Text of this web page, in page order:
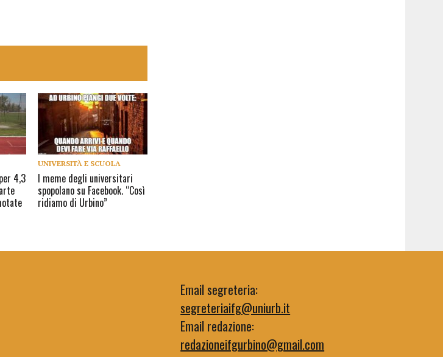
4,3
UNIVERSITÀ E SCUOLA
I meme degli universitari
spopolano su Facebook. “Così
ridiamo di Urbino”
Email segreteria:
segreteriaifg@uniurb.it
Email redazione:
redazioneifgurbino@gmail.com